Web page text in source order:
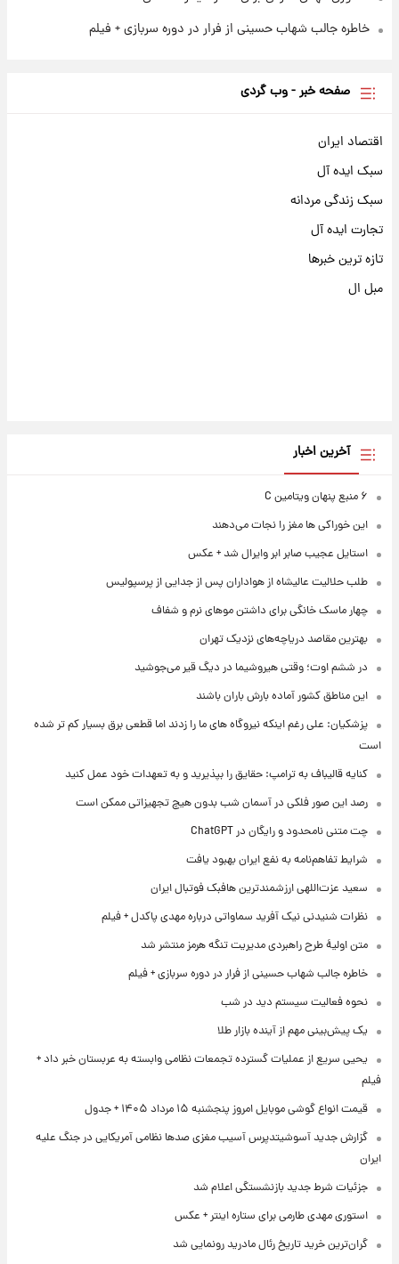
خاطره جالب شهاب حسینی از فرار در دوره سربازی + فیلم
صفحه خبر - وب گردی
اقتصاد ایران
سبک ایده آل
سبک زندگی مردانه
تجارت ایده آل
تازه ترین خبرها
مبل ال
آخرین اخبار
۶ منبع پنهان ویتامین C
این خوراکی ها مغز را نجات می‌دهند
استایل عجیب صابر ابر وایرال شد + عکس
طلب حلالیت عالیشاه از هواداران پس از جدایی از پرسپولیس
چهار ماسک خانگی برای داشتن موهای نرم و شفاف
بهترین مقاصد دریاچه‌های نزدیک تهران
در ششم اوت؛ وقتی هیروشیما در دیگ قیر می‌جوشید
این مناطق کشور آماده بارش باران باشند
پزشکیان: علی رغم اینکه نیروگاه های ما را زدند اما قطعی برق بسیار کم تر شده
است
کنایه قالیباف به ترامپ: حقایق را بپذیرید و به تعهدات خود عمل کنید
رصد این صور فلکی در آسمان شب بدون هیچ تجهیزاتی ممکن است
چت متنی نامحدود و رایگان در ChatGPT
شرایط تفاهم‌نامه به نفع ایران بهبود یافت
سعید عزت‌اللهی ارزشمندترین هافبک فوتبال ایران
نظرات شنیدنی نیک آفرید سماواتی درباره مهدی پاکدل + فیلم
متن اولیۀ طرح راهبردی مدیریت تنگه هرمز منتشر شد
خاطره جالب شهاب حسینی از فرار در دوره سربازی + فیلم
نحوه فعالیت سیستم دید در شب
یک پیش‌بینی مهم از آینده بازار طلا
یحیی سریع از عملیات گسترده تجمعات نظامی وابسته به عربستان خبر داد +
فیلم
قیمت انواع گوشی موبایل امروز پنجشنبه ۱۵ مرداد ۱۴۰۵ + جدول
گزارش جدید آسوشیتدپرس آسیب مغزی صدها نظامی آمریکایی در جنگ علیه
ایران
جزئیات شرط جدید بازنشستگی اعلام شد
استوری مهدی طارمی برای ستاره اینتر + عکس
گران‌ترین خرید تاریخ رئال مادرید رونمایی شد